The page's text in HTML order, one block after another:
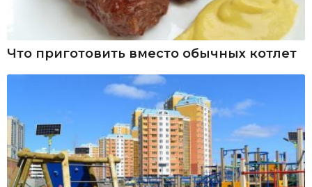
Что приготовить вместо обычных котлет